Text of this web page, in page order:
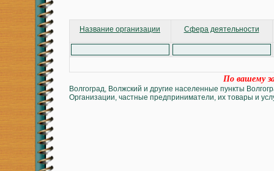
Название организации Сфера деятельности
По вашему
Волгоград, Волжский и другие населенные пункты
Организации, частные предприниматели, их товары и